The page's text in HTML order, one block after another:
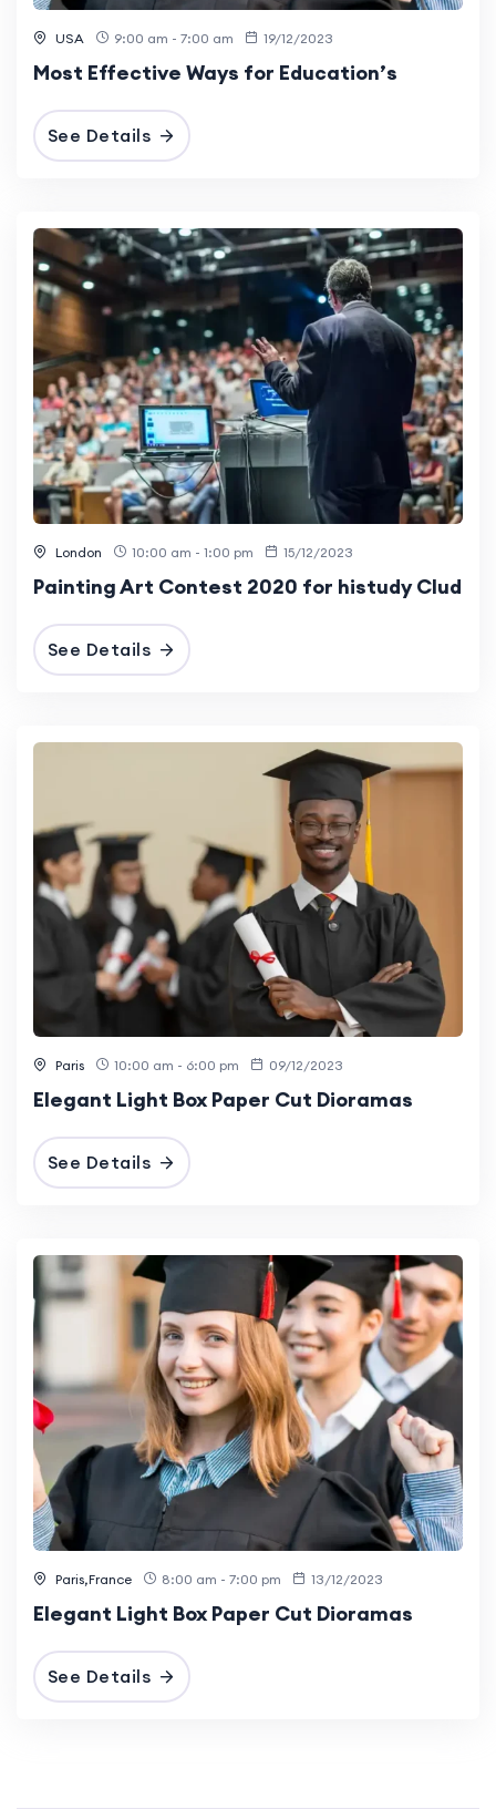
USA 9:00 am - 7:00 am 19/12/2023
Most Effective Ways for Education’s
See Details
London 10:00 am - 1:00 pm 15/12/2023
Painting Art Contest 2020 for histudy Clud
See Details
Paris 10:00 am - 6:00 pm 09/12/2023
Elegant Light Box Paper Cut Dioramas
See Details
Paris,France 8:00 am - 7:00 pm 13/12/2023
Elegant Light Box Paper Cut Dioramas
See Details